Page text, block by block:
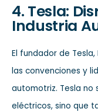
4. Tesla:
Industria
El fundador de
las convenciones y
automotriz. Tesla no
eléctricos, sino que